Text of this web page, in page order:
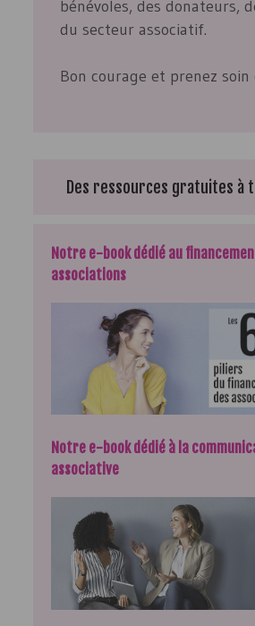
bénévoles, des donateurs,
du secteur associatif.
Bon courage et prenez soin
Des ressources gratuites à
Notre e-book dédié au
associations
Notre e-book dédié à la
associative